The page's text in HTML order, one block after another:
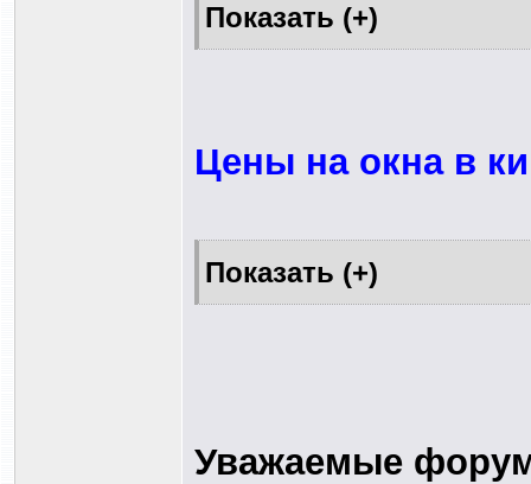
Цены на окна в
Уважаемые